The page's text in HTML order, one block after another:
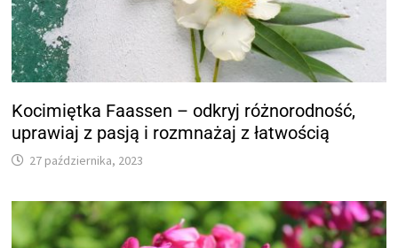
Kocimiętka Faassen – odkryj różnorodność,
uprawiaj z pasją i rozmnażaj z łatwością
27 października, 2023